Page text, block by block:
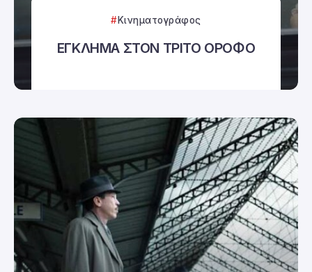
Κινηματογράφος
ΕΓΚΛΗΜΑ ΣΤΟΝ ΤΡΙΤΟ ΟΡΟΦΟ